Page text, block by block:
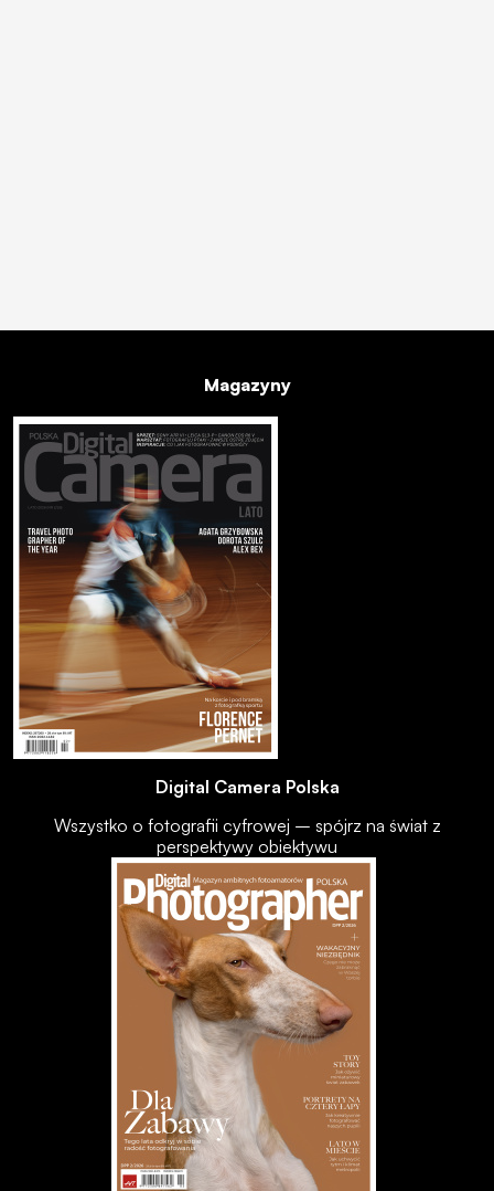
Magazyny
Digital Camera Polska
Wszystko o fotografii cyfrowej – spójrz na świat z
perspektywy obiektywu